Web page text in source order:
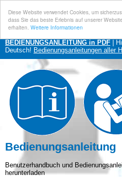
Diese Website verwendet Cookies, um
dass Sie das beste Erlebnis auf unserer Website
erhalten. Weitere Informationen
BEDIENUNGSANLEITUNG in PDF |
Deutsch! Bedienungsanleitungen aller
Bedienungsanleitung
Benutzerhandbuch und
herunterladen